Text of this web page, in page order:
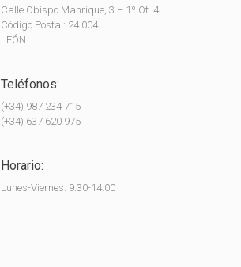
Calle Obispo Manrique, 3 – 1º Of. 4
Código Postal: 24.004
LEÓN
Teléfonos:
(+34) 987 234 715
(+34) 637 620 975
Horario:
Lunes-Viernes: 9:30-14:00